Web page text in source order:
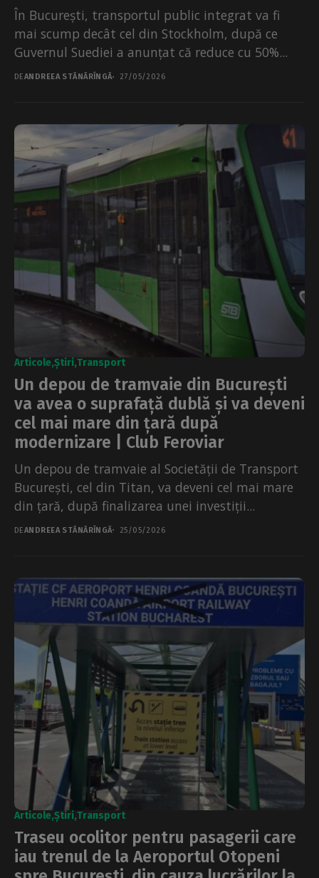
În București, transportul public integrat va fi
mai scump decât cel din Stockholm, după ce
Guvernul Suediei a anunțat că reduce cu 50%...
DEANDREEA STĂNĂRÎNGĂ 27/05/2026
Articole Știri Transport
Un depou de tramvaie din București
va avea o suprafață dublă și va deveni
cel mai mare din țară după
modernizare | Club Feroviar
Un depou de tramvaie al Societății de Transport
București, cel din Titan, va deveni cel mai mare
din țară, după finalizarea unei investiții...
DEANDREEA STĂNĂRÎNGĂ 25/05/2026
Articole Știri Transport
Traseu ocolitor pentru pasagerii care
iau trenul de la Aeroportul Otopeni